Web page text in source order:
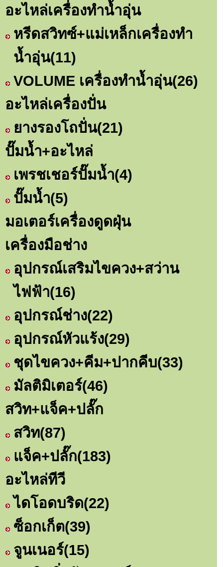
อะไหล่เครื่องทำน้ำอุ่น
หรีดสวิทซ์+แม่เหล็กเครื่องทำ
น้ำอุ่น(11)
VOLUME เครื่องทำน้ำอุ่น(26)
อะไหล่เครื่องปั่น
ยางรองโถปั่น(21)
ปั๊มน้ำ+อะไหล่
เพรชเชอร์ปั๊มน้ำ(4)
ปั๊มน้ำ(5)
มอเตอร์เครื่องดูดฝุ่น
เครื่องมือช่าง
อุปกรณ์เสริมไขควง+สว่าน
ไฟฟ้า(16)
อุปกรณ์ช่าง(22)
อุปกรณ์หัวแร้ง(29)
ชุดไขควง+คีม+ปากคีบ(33)
มัลติมิเตอร์(46)
สวิท+แจ็ค+ปลั๊ก
สวิท(87)
แจ็ค+ปลั๊ก(183)
อะไหล่ทีวี
ไดโอดบริด(22)
ซ็อกเก็ต(39)
จูนเนอร์(15)